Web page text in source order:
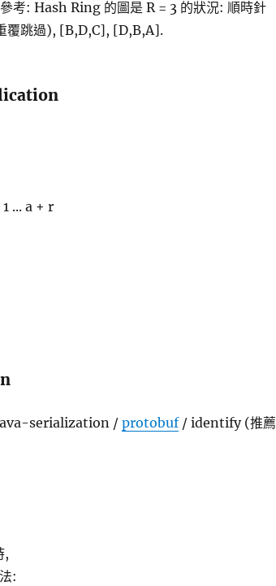
考: Hash Ring 的圖是 R = 3 的狀況: 順時針
覆跳過), [B,D,C], [D,B,A].
... a + r
serialization / protobuf/ identify (推薦
,
: